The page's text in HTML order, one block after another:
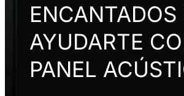
ENCANTADOS
AYUDARTE
PANEL